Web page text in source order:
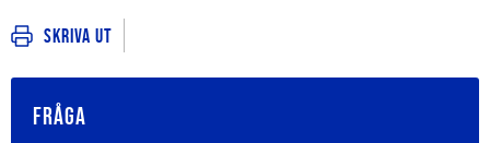
Skriva ut
FRÅGA